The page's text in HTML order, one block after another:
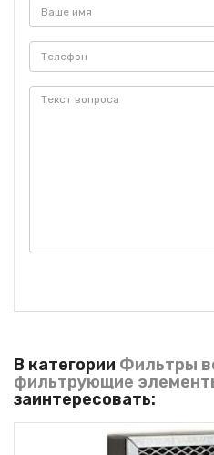
В категории Фильтры
фильтрующие
заинтересовать: